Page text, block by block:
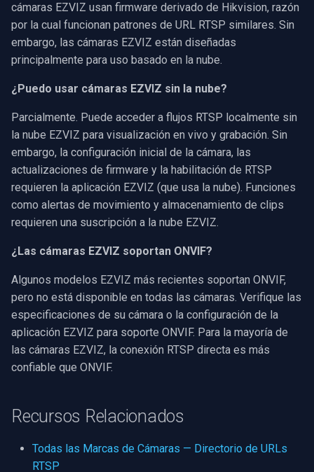
cámaras EZVIZ usan firmware derivado de Hikvision, razón
por la cual funcionan patrones de URL RTSP similares. Sin
embargo, las cámaras EZVIZ están diseñadas
principalmente para uso basado en la nube.
¿Puedo usar cámaras EZVIZ sin la nube?
Parcialmente. Puede acceder a flujos RTSP localmente sin
la nube EZVIZ para visualización en vivo y grabación. Sin
embargo, la configuración inicial de la cámara, las
actualizaciones de firmware y la habilitación de RTSP
requieren la aplicación EZVIZ (que usa la nube). Funciones
como alertas de movimiento y almacenamiento de clips
requieren una suscripción a la nube EZVIZ.
¿Las cámaras EZVIZ soportan ONVIF?
Algunos modelos EZVIZ más recientes soportan ONVIF,
pero no está disponible en todas las cámaras. Verifique las
especificaciones de su cámara o la configuración de la
aplicación EZVIZ para soporte ONVIF. Para la mayoría de
las cámaras EZVIZ, la conexión RTSP directa es más
confiable que ONVIF.
Recursos Relacionados
Todas las Marcas de Cámaras — Directorio de URLs
RTSP